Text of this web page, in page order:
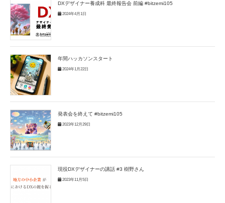
DXデザイナー養成科 最終報告会 前編 #bitzemi105
2024年4月1日
年間ハッカソンスタート
2024年1月22日
発表会を終えて #bitzemi105
2023年12月29日
現役DXデザイナーの講話 #3 樹野さん
2023年11月5日